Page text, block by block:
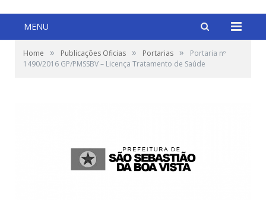
MENU
Home » Publicações Oficias » Portarias »
Portaria nº
1490/2016 GP/PMSSBV – Licença Tratamento de Saúde